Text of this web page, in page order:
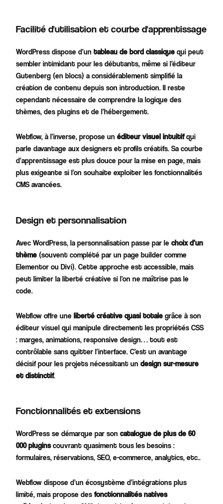
Facilité d'utilisation et courbe d'apprentissage
WordPress dispose d’untableau de bord classique qui peut
sembler intimidant pour les débutants, même si l’éditeur
Gutenberg (en blocs) a considérablement simplifié la
création de contenu depuis son introduction. Il reste
cependant nécessaire de comprendre la logique des
thèmes, des plugins et de l’hébergement.
Webflow, à l’inverse, propose unéditeur visuel intuitifqui
parle davantage aux designers et profils créatifs. Sa courbe
d’apprentissage est plus douce pour la mise en page, mais
plus exigeante si l’on souhaite exploiter les fonctionnalités
CMS avancées.
Design et personnalisation
Avec WordPress, la personnalisation passe par lechoix d’un
thème (souvent complété par un page builder comme
Elementor ou Divi). Cette approche est accessible, mais
peut limiter la liberté créative si l’on ne maîtrise pas le
code.
Webflow offre uneliberté créative quasi totale grâce à son
éditeur visuel qui manipule directement les propriétés CSS
: marges, animations, responsive design… tout est
contrôlable sans quitter l’interface. C’est un avantage
décisif pour les projets nécessitant undesign sur-mesure
et distinctif.
Fonctionnalités et extensions
WordPress se démarque par soncatalogue de plus de 60
000 pluginscouvrant quasiment tous les besoins :
formulaires, réservations, SEO, e-commerce, analytics, etc..
Webflow dispose d’un écosystème d’intégrations plus
limité, mais propose desfonctionnalités natives